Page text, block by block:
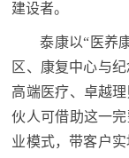
建设者。
泰康以“医养
区、康复中心与
高端医疗、卓越
伙人可借助这一
业模式，带客户